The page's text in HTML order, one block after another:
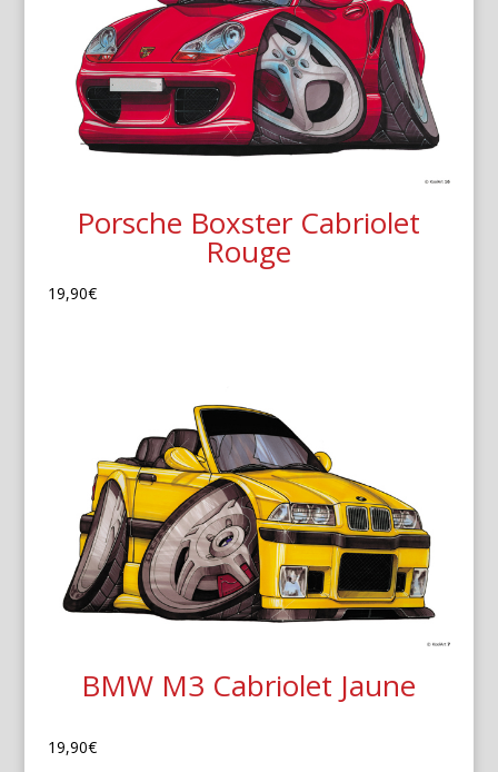
Porsche Boxster Cabriolet
Rouge
19,90€
BMW M3 Cabriolet Jaune
19,90€